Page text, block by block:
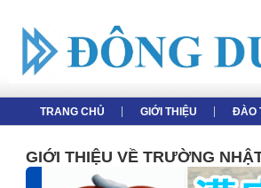
TRANG CHỦ GIỚI THIỆU ĐÀO
GIỚI THIỆU VỀ TRƯỜNG